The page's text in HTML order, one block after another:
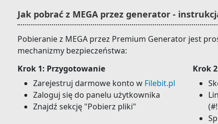
Jak pobrać z MEGA przez generator -
Pobieranie z MEGA przez Premium Generator jest
mechanizmy bezpieczeństwa:
Krok 1: Przygotowanie
Zarejestruj darmowe konto w Filebit.pl
Zaloguj się do panelu użytkownika
Znajdź sekcję "Pobierz pliki"
Krok